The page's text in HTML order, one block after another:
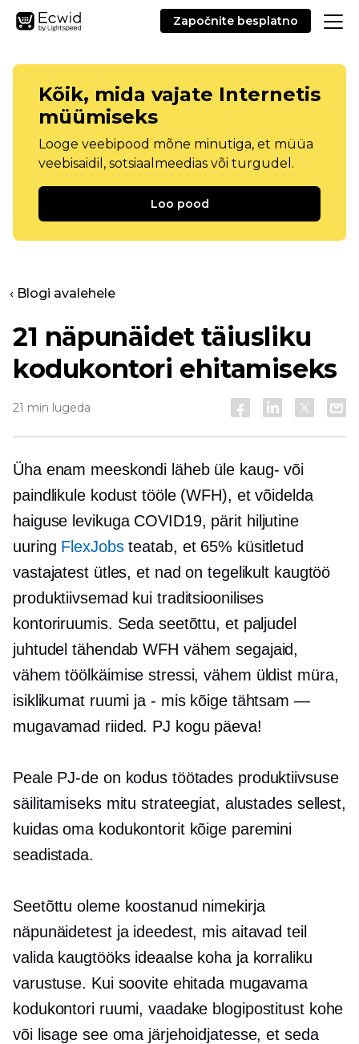
Započnite besplatno
Kõik, mida vajate Internetis
müümiseks
Looge veebipood mõne minutiga, et müüa
veebisaidil, sotsiaalmeedias või turgudel.
Loo pood
‹ Blogi avalehele
21 näpunäidet täiusliku
kodukontori ehitamiseks
21 min lugeda
Üha enam meeskondi läheb üle kaug- või
paindlikule kodust tööle (WFH), et võidelda
haiguse levikuga COVID19, pärit hiljutine
uuring FlexJobsteatab, et 65% küsitletud
vastajatest ütles, et nad on tegelikult kaugtöö
produktiivsemad kui traditsioonilises
kontoriruumis. Seda seetõttu, et paljudel
juhtudel tähendab WFH vähem segajaid,
vähem töölkäimise stressi, vähem üldist müra,
isiklikumat ruumi ja - mis kõige tähtsam —
mugavamad riided. PJ kogu päeva!
Peale PJ-de on kodus töötades produktiivsuse
säilitamiseks mitu strateegiat, alustades sellest,
kuidas oma kodukontorit kõige paremini
seadistada.
Seetõttu oleme koostanud nimekirja
näpunäidetest ja ideedest, mis aitavad teil
valida kaugtööks ideaalse koha ja korraliku
varustuse. Kui soovite ehitada mugavama
kodukontori ruumi, vaadake blogipostitust kohe
või lisage see oma järjehoidjatesse, et seda